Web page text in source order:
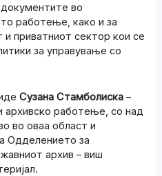
во
работење, како и за
и приватниот сектор кои се
за управување со
Сузана Стамболиска–
архивско работење, со над
во оваа област и
Одделението за
архив – виш